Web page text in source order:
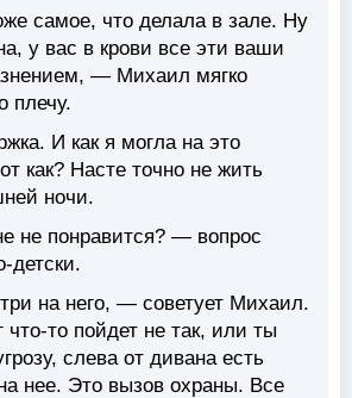
самое, что делала в зале. Ну
у вас в крови все эти ваши
— Михаил мягко
плечу.
И как я могла на это
как? Насте точно не жить
ночи.
не понравится? — вопрос
детски.
на него, — советует Михаил.
то пойдет не так, или ты
слева от дивана есть
нее. Это вызов охраны. Все